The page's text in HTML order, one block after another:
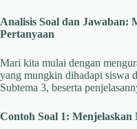
Analisis Soal dan Jawaban:
Pertanyaan
Mari kita mulai dengan
yang mungkin dihadapi siswa
Subtema 3, beserta
Contoh Soal 1: